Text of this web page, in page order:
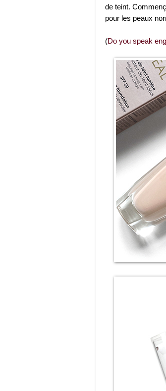
de teint.
pour les peaux
(Do you speak